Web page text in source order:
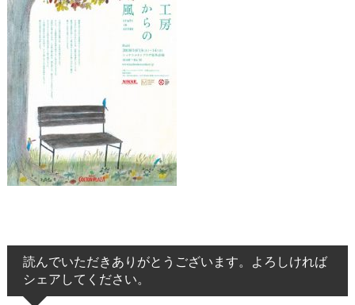
読んでいただきありがとうございます。よろしければ
シェアしてください。